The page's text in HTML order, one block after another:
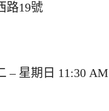
路19號
– 星期日 11:30